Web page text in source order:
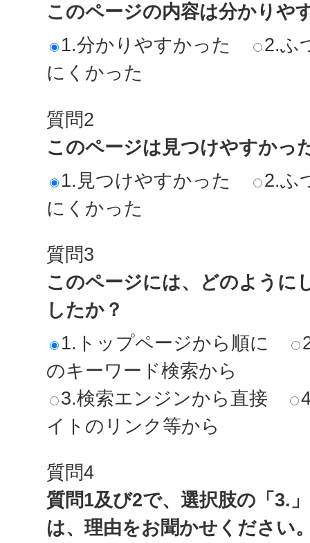
このページの内容は分かりや
1.分かりやすかった
2.ふ
にくかった
質問2
このページは見つけやすかっ
1.見つけやすかった
2.ふ
にくかった
質問3
このページには、どのように
したか？
1.トップページから順に
のキーワード検索から
3.検索エンジンから直接
イトのリンク等から
質問4
質問1及び2で、選択肢の「3.
は、理由をお聞かせください